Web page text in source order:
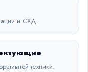
и СХД.
техники.